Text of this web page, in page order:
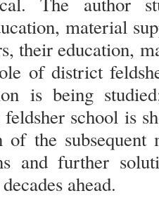
material
their education,
of district
is being
school is
the subsequent
and further
ahead.